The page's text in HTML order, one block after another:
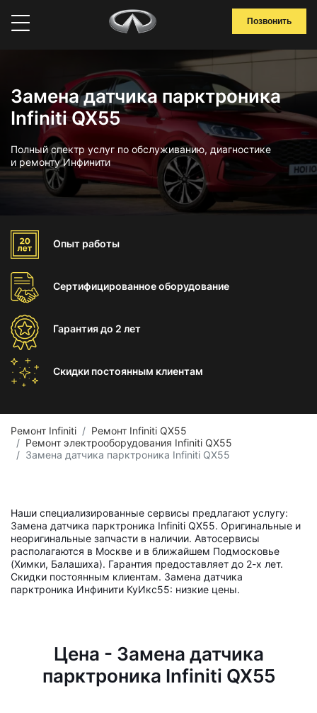
Позвонить
Замена датчика парктроника
Infiniti QX55
Полный спектр услуг по обслуживанию, диагностике
и ремонту Инфинити
Опыт работы
Сертифицированноеоборудование
Гарантиядо 2 лет
Скидки постоянным клиентам
Ремонт Infiniti
Ремонт Infiniti QX55
Ремонт электрооборудования Infiniti QX55
Замена датчика парктроника Infiniti QX55
Наши специализированные сервисы предлагают услугу:
Замена датчика парктроника Infiniti QX55. Оригинальные и
неоригинальные запчасти в наличии. Автосервисы
располагаются в Москве и в ближайшем Подмосковье
(Химки, Балашиха). Гарантия предоставляет до 2-х лет.
Скидки постоянным клиентам. Замена датчика
парктроника Инфинити КуИкс55: низкие цены.
Цена - Замена датчика
парктроника Infiniti QX55